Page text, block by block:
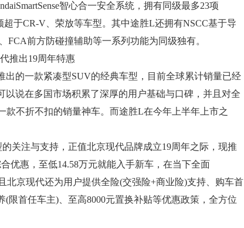
智心合一安全系统，拥有同级最多23项
于CR-V、荣放等车型。其中途胜L还拥有NSCC基于导
前方防碰撞辅助等一系列功能为同级独有。
推出19周年特惠
的一款紧凑型SUV的经典车型，目前全球累计销量已经
以说在多国市场积累了深厚的用户基础与口碑，并且对全
款不折不扣的销量神车。而途胜L在今年上半年上市之
注与支持，正值北京现代品牌成立19周年之际，现推
优惠，至低14.58万元就能入手新车，在当下全面
北京现代还为用户提供全险(交强险+商业险)支持、购车首
限首任车主)、至高8000元置换补贴等优惠政策，全方位